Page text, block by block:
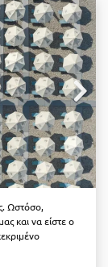
Ωστόσο,
και να είστε ο